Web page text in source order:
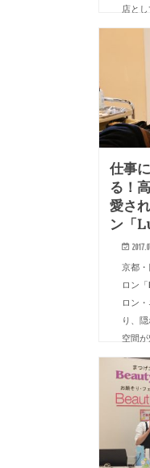
店と
てい
す。
仕事
る！
愛さ
ン「
京都
ロン
ロン
り、
空間が
「
ンし
い技…